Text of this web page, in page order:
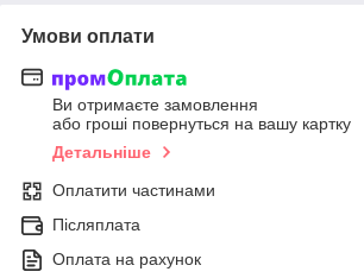
Умови оплати
Ви отримаєте замовлення
або гроші повернуться на вашу картку
Детальніше
Оплатити частинами
Післяплата
Оплата на рахунок